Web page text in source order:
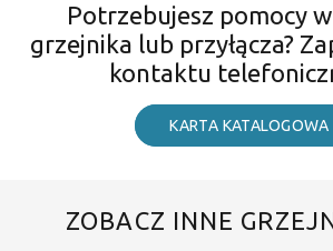
Potrzebujesz pomocy
grzejnika lub przyłącza?
kontaktu
KARTA KATALOGOWA
ZOBACZ INNE